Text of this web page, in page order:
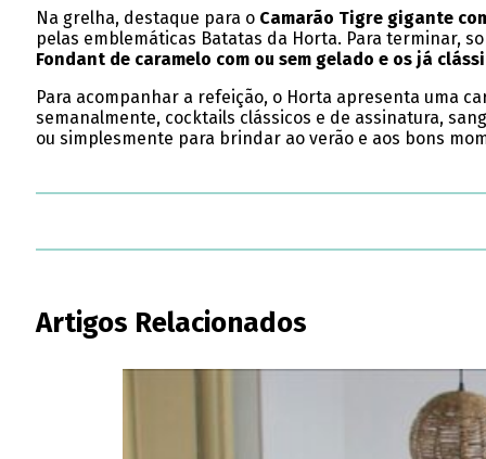
Na grelha, destaque para o Camarão Tigre gigante
pelas emblemáticas Batatas da Horta. Para terminar,
Fondant de caramelo com ou sem gelado e os já
Para acompanhar a refeição, o Horta apresenta uma
semanalmente, cocktails clássicos e de assinatura,
ou simplesmente para brindar ao verão e aos bons
Artigos Relacionados